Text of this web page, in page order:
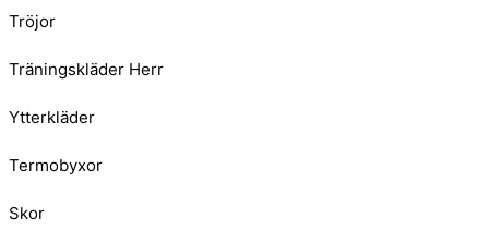
Tröjor
Träningskläder Herr
Ytterkläder
Termobyxor
Skor